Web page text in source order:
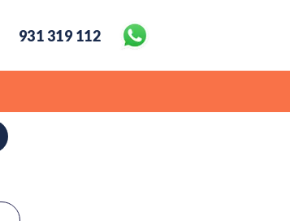
931 319 112